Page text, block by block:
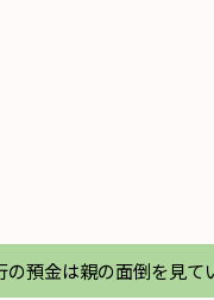
預金は親の面倒を見